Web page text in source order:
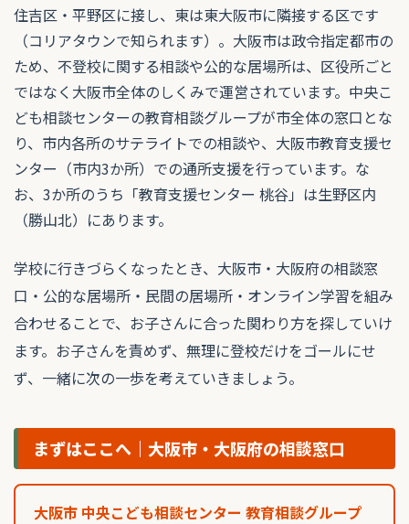
住吉区・平野区に接し、東は東大阪市に隣接する区です
（コリアタウンで知られます）。大阪市は政令指定都市の
ため、不登校に関する相談や公的な居場所は、区役所ごと
ではなく大阪市全体のしくみで運営されています。中央こ
ども相談センターの教育相談グループが市全体の窓口とな
り、市内各所のサテライトでの相談や、大阪市教育支援セ
ンター（市内3か所）での通所支援を行っています。な
お、3か所のうち「教育支援センター 桃谷」は生野区内
（勝山北）にあります。
学校に行きづらくなったとき、大阪市・大阪府の相談窓
口・公的な居場所・民間の居場所・オンライン学習を組み
合わせることで、お子さんに合った関わり方を探していけ
ます。お子さんを責めず、無理に登校だけをゴールにせ
ず、一緒に次の一歩を考えていきましょう。
まずはここへ｜大阪市・大阪府の相談窓口
大阪市 中央こども相談センター 教育相談グループ